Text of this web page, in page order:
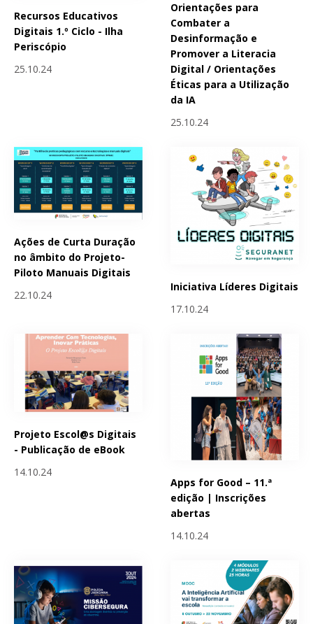
Recursos Educativos
Digitais 1.º Ciclo - Ilha
Periscópio
25.10.24
Orientações para
Combater a
Desinformação e
Promover a Literacia
Digital / Orientações
Éticas para a Utilização
da IA
25.10.24
Ações de Curta Duração
no âmbito do Projeto-
Piloto Manuais Digitais
22.10.24
Iniciativa Líderes Digitais
17.10.24
Projeto Escol@s Digitais
- Publicação de eBook
14.10.24
Apps for Good – 11.ª
edição | Inscrições
abertas
14.10.24